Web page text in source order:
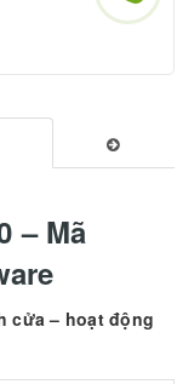
– Mã
cửa – hoạt động